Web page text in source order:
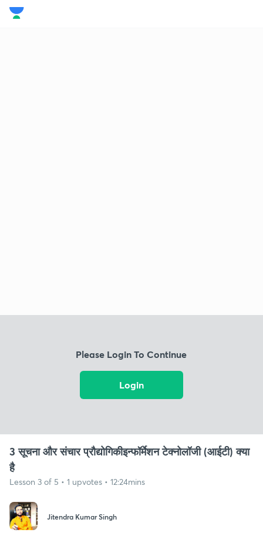
Please Login To Continue
Login
3 सूचना और संचार प्रौद्योगिकीइन्फॉर्मेशन टेक्नोलॉजी (आईटी) क्या
है
Lesson 3 of 5 • 1 upvotes • 12:24mins
Jitendra Kumar Singh